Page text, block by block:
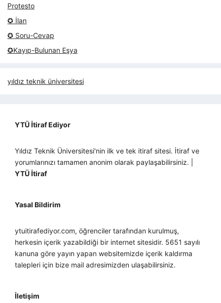
Protesto
✪ İlan
✪ Soru-Cevap
✪Kayıp-Bulunan Eşya
yıldız teknik üniversitesi
YTÜ İtiraf Ediyor
Yıldız Teknik Üniversitesi'nin ilk ve tek itiraf sitesi. İtiraf ve
yorumlarınızı tamamen anonim olarak paylaşabilirsiniz. |
YTÜ İtiraf
Yasal Bildirim
ytuitirafediyor.com, öğrenciler tarafından kurulmuş,
herkesin içerik yazabildiği bir internet sitesidir. 5651 sayılı
kanuna göre yayın yapan websitemizde içerik kaldırma
talepleri için bize mail adresimizden ulaşabilirsiniz.
İletişim